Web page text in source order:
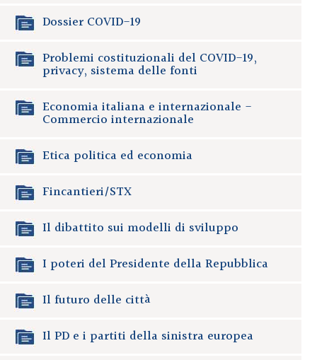
Dossier COVID-19
Problemi costituzionali del COVID-19,
privacy, sistema delle fonti
Economia italiana e internazionale -
Commercio internazionale
Etica politica ed economia
Fincantieri/STX
Il dibattito sui modelli di sviluppo
I poteri del Presidente della Repubblica
Il futuro delle città
Il PD e i partiti della sinistra europea